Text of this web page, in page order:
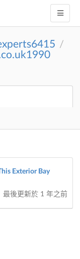
/
Exterior Bay
最後更新於 1 年之前